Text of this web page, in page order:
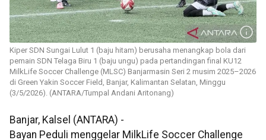
Kiper SDN Sungai Lulut 1 (baju hitam) berusaha menangkap bola dari
pemain SDN Telaga Biru 1 (baju ungu) pada pertandingan final KU12
MilkLife Soccer Challenge (MLSC) Banjarmasin Seri 2 musim 2025–2026
di Green Yakin Soccer Field, Banjar, Kalimantan Selatan, Minggu
(3/5/2026). (ANTARA/Tumpal Andani Aritonang)
Banjar, Kalsel (ANTARA) -
Bayan Peduli menggelar MilkLife Soccer Challenge